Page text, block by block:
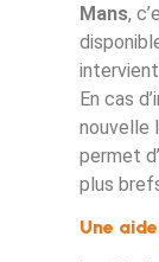
Mans,
En cas
nouvelle
permet
plus
Une